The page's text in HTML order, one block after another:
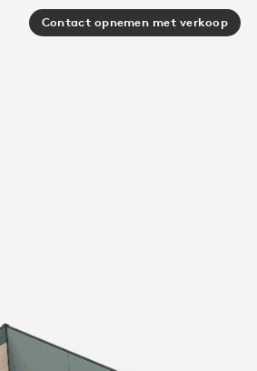
Contact opnemen met verkoop